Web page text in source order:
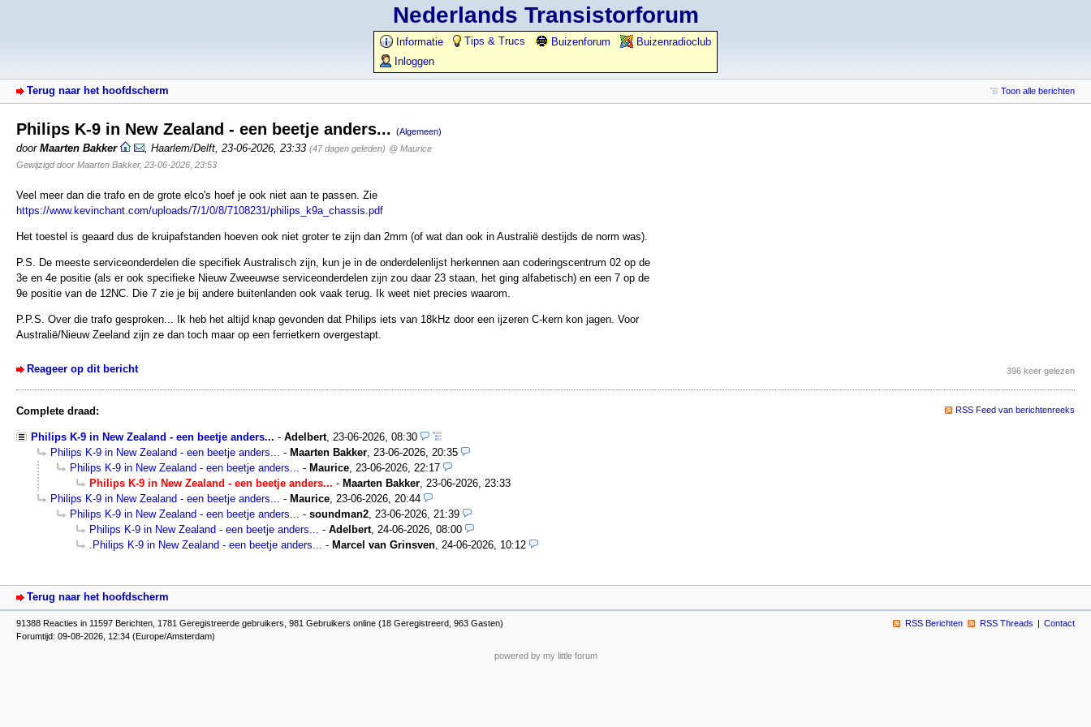
Nederlands Transistorforum
Informatie Tips & Trucs Buizenforum
Buizenradioclub
Inloggen
Terug naar het hoofdscherm Toon alle berichten
Philips K-9 in New Zealand - een beetje anders... (Algemeen)
door Maarten Bakker Haarlem/Delft 23-06-2026, 23:33 (47 dagen geleden) @ Maurice
Gewijzigd door Maarten Bakker, 23-06-2026, 23:53
Veel meer dan die trafo en de grote elco's hoef je ook niet aan te passen. Zie
https://www.kevinchant.com/uploads/7/1/0/8/7108231/philips_k9a_chassis.pdf
Het toestel is geaard dus de kruipafstanden hoeven ook niet groter te zijn dan 2mm (of wat dan ook in Australië destijds de norm was).
P.S. De meeste serviceonderdelen die specifiek Australisch zijn, kun je in de onderdelenlijst herkennen aan coderingscentrum 02 op de
3e en 4e positie (als er ook specifieke Nieuw Zweeuwse serviceonderdelen zijn zou daar 23 staan, het ging alfabetisch) en een 7 op de
9e positie van de 12NC. Die 7 zie je bij andere buitenlanden ook vaak terug. Ik weet niet precies waarom.
P.P.S. Over die trafo gesproken... Ik heb het altijd knap gevonden dat Philips iets van 18kHz door een ijzeren C-kern kon jagen. Voor
Australië/Nieuw Zeeland zijn ze dan toch maar op een ferrietkern overgestapt.
Reageer op dit bericht 396 keer gelezen
Complete draad: RSS Feed van berichtenreeks
Philips K-9 in New Zealand - een beetje anders... - Adelbert, 23-06-2026, 08:30
Philips K-9 in New Zealand - een beetje anders... - Maarten Bakker, 23-06-2026, 20:35
Philips K-9 in New Zealand - een beetje anders... - Maurice, 23-06-2026, 22:17
Philips K-9 in New Zealand - een beetje anders... - Maarten Bakker, 23-06-2026, 23:33
Philips K-9 in New Zealand - een beetje anders... - Maurice, 23-06-2026, 20:44
Philips K-9 in New Zealand - een beetje anders... - soundman2, 23-06-2026, 21:39
Philips K-9 in New Zealand - een beetje anders... - Adelbert, 24-06-2026, 08:00
.Philips K-9 in New Zealand - een beetje anders... - Marcel van Grinsven, 24-06-2026, 10:12
Terug naar het hoofdscherm
91388 Reacties in 11597 Berichten, 1781 Geregistreerde gebruikers, 981 Gebruikers online (18 Geregistreerd, 963 Gasten)
Forumtijd: 09-08-2026, 12:34 (Europe/Amsterdam)
RSS Berichten RSS Threads Contact
powered by my little forum